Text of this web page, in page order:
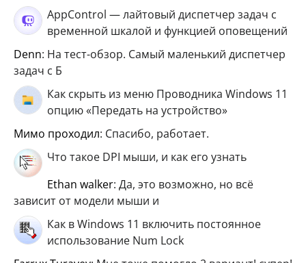
AppControl — лайтовый диспетчер задач с
временной шкалой и функцией оповещений
Denn: На тест-обзор. Самый маленький диспетчер
задач с Б
Как скрыть из меню Проводника Windows 11
опцию «Передать на устройство»
мимо проходил: Спасибо, работает.
Что такое DPI мыши, и как его узнать
ethan walker: Да, это возможно, но всё
зависит от модели мыши и
Как в Windows 11 включить постоянное
использование Num Lock